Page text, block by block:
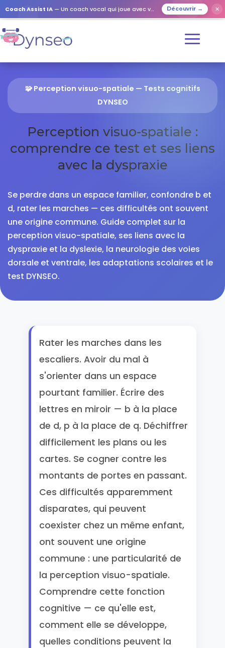
Coach Assist IA — Un coach vocal qui joue avec vos proches Découvrir → ✕
🧩 Perception visuo-spatiale — Tests cognitifs
DYNSEO
Perception visuo-spatiale :
comprendre ce test et ses liens
avec la dyspraxie
Se perdre dans un espace familier, confondre b et
d, rater les marches — ces difficultés ont souvent
une origine commune. Guide complet sur la
perception visuo-spatiale, ses liens avec la
dyspraxie et la dyslexie, la neurologie des voies
dorsale et ventrale, les adaptations scolaires et le
test DYNSEO.
Rater les marches dans les
escaliers. Avoir du mal à
s'orienter dans un espace
pourtant familier. Écrire des
lettres en miroir — b à la place
de d, p à la place de q. Déchiffrer
difficilement les plans ou les
cartes. Se cogner contre les
montants de portes en passant.
Ces difficultés apparemment
disparates, qui peuvent
coexister chez un même enfant,
ont souvent une origine
commune : une particularité de
la perception visuo-spatiale.
Comprendre cette fonction
cognitive — ce qu'elle est,
comment elle se développe,
quelles conditions peuvent la